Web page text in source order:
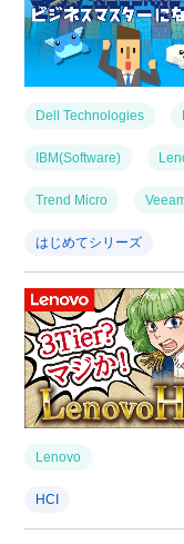
Dell Technologies
IBM(Software)
Trend Micro
はじめてシリーズ
Lenovo
HCI